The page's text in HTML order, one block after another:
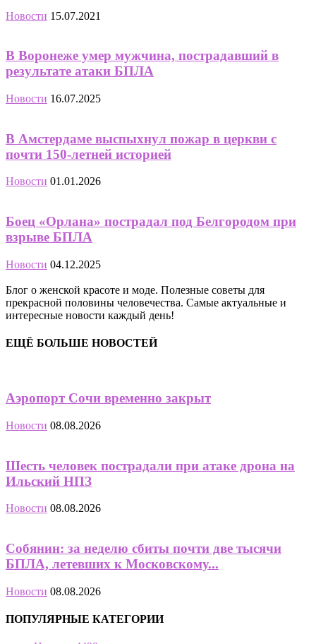
Новости 15.07.2021
В Воронеже умер мужчина, пострадавший в
результате атаки БПЛА
Новости 16.07.2025
В Амстердаме выспыхнул пожар в церкви с
почти 150-летней историей
Новости 01.01.2026
Боец «Орлана» пострадал под Белгородом при
взрыве БПЛА
Новости 04.12.2025
Блог о женской красоте и моде. Полезные советы для
прекрасной половины человечества. Самые актуальные и
интересные новости каждый день!
ЕЩЁ БОЛЬШЕ НОВОСТЕЙ
Аэропорт Сочи временно закрыт
Новости 08.08.2026
Шесть человек пострадали при атаке дрона на
Ильский НПЗ
Новости 08.08.2026
Собянин: за неделю сбиты почти две тысячи
БПЛА, летевших к Московскому...
Новости 08.08.2026
ПОПУЛЯРНЫЕ КАТЕГОРИИ